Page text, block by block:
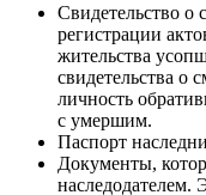
Свидетельство о
регистрации
жительства
свидетельства о
личность
с умершим.
Паспорт
Документы,
наследодателем.